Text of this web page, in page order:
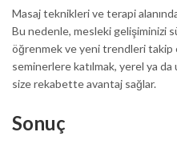
Masaj teknikleri ve terapi
Bu nedenle, mesleki gelişiminizi
öğrenmek ve yeni trendleri takip
seminerlere katılmak, yerel ya da
size rekabette avantaj sağlar.
Sonuç